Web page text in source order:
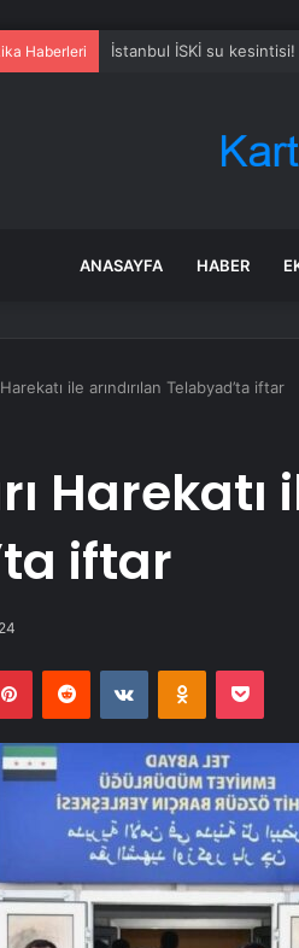
Haberleri Bursa Büyükşehir’den
ANASAYFA HABER
Harekatı ile arındırılan Telabyad’ta iftar
Harekatı
iftar
PinterestReddit VKontakteOdnoklassniki